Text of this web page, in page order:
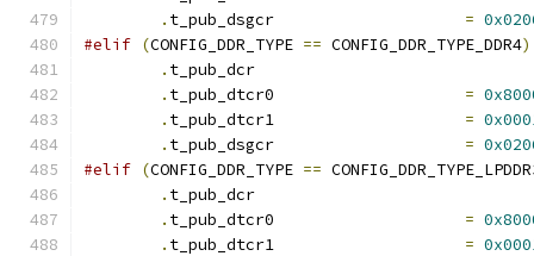
.
=
#elif (CONFIG_DDR_TYPE == CONFIG_DDR_TYPE_DDR4)
.
.
=
.
=
.
=
#elif (CONFIG_DDR_TYPE ==
.
.
=
.
=